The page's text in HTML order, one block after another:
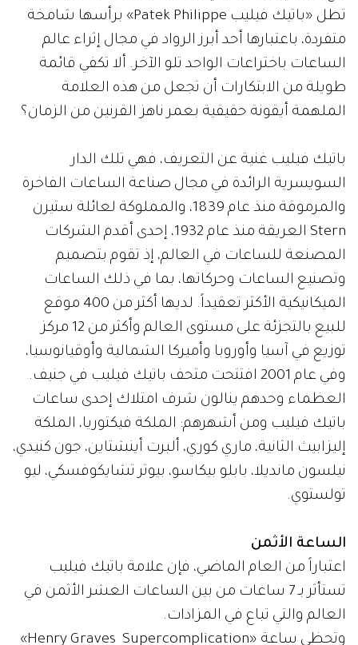
تطل «باتيك فيليب Patek Philippe» برأسها شامخة
متفردة، باعتبارها أحد أبرز الرواد في مجال إثراء عالم
الساعات باختراعات الواحد تلو الآخر. ألا تكفي قائمة
طويلة من الابتكارات أن تجعل من هذه العلامة
الملهمة أيقونة حقيقية بعمر ناهز القرنين من الزمان؟
باتيك فيليب غنية عن التعريف، فهي تلك الدار
السويسرية الرائدة في مجال صناعة الساعات الفاخرة
والمرموقة منذ عام 1839، والمملوكة لعائلة ستيرن
Stern العريقة منذ عام 1932، إحدى أقدم الشركات
المصنعة للساعات في العالم، إذ تقوم بتصميم
وتصنيع الساعات وحركاتها، بما في ذلك الساعات
الميكانيكية الأكثر تعقيداً. لديها أكثر من 400 موقع
للبيع بالتجزئة على مستوى العالم وأكثر من 12 مركز
توزيع في آسيا وأوروبا وأميركا الشمالية وأوقيانوسيا،
وفي عام 2001 افتتحت متحف باتيك فيليب في جنيف.
العظماء وحدهم ينالون شرف امتلاك إحدى ساعات
باتيك فيليب ومن أشهرهم: الملكة فيكتوريا، الملكة
إليزابيث الثانية، ماري كوري، ألبرت أينشتاين، جون كنيدي،
نيلسون مانديلا، بابلو بيكاسو، بيوتر تشايكوفسكي، ليو
تولستوي.
الساعة الأثمن
اعتباراً من العام الماضي، فإن علامة باتيك فيليب
تستأثر بـ 7 ساعات من بين الساعات العشر الأثمن في
العالم والتي تباع في المزادات.
وتحظى ساعة «Henry Graves Supercomplication»